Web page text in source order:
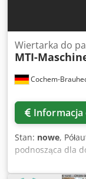
Cochem-
Wiertarka do
MTI-
Informacja
Stan: nowe,
podnosząca dla
wysokich
wiercenia z